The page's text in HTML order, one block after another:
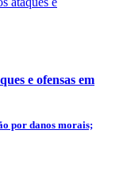
e ofensas em
por danos morais;